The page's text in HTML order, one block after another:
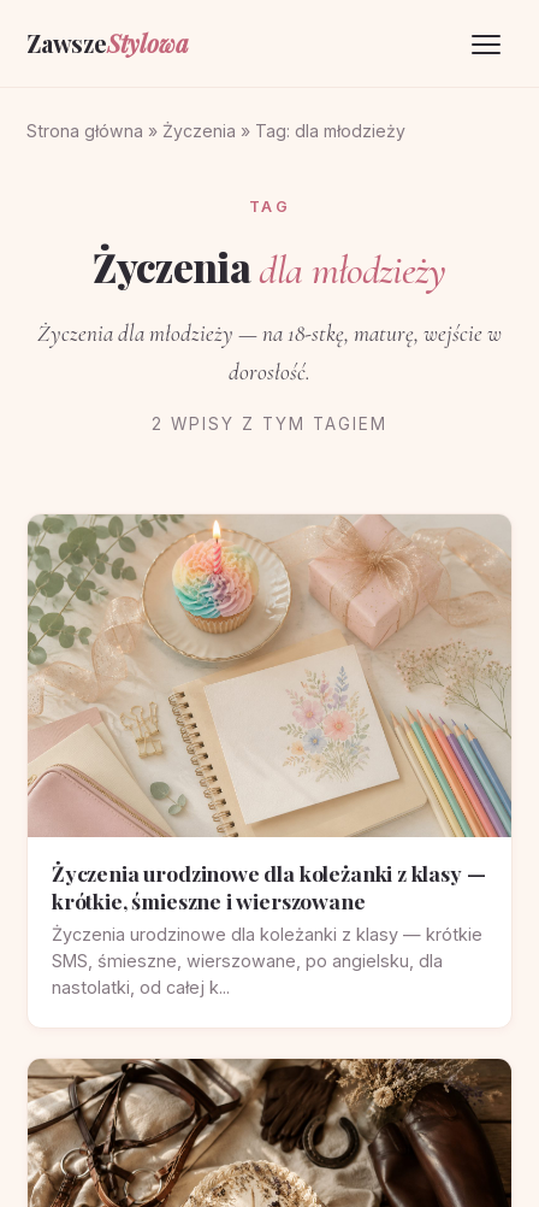
ZawszeStylowa
Kontakt
Strona główna » Życzenia » Tag: dla młodzieży
TAG
Życzeniadla młodzieży
Życzenia dla młodzieży — na 18-stkę, maturę, wejście w
dorosłość.
2 WPISY Z TYM TAGIEM
Życzenia urodzinowe dla koleżanki z klasy —
krótkie, śmieszne i wierszowane
Życzenia urodzinowe dla koleżanki z klasy — krótkie
SMS, śmieszne, wierszowane, po angielsku, dla
nastolatki, od całej k...